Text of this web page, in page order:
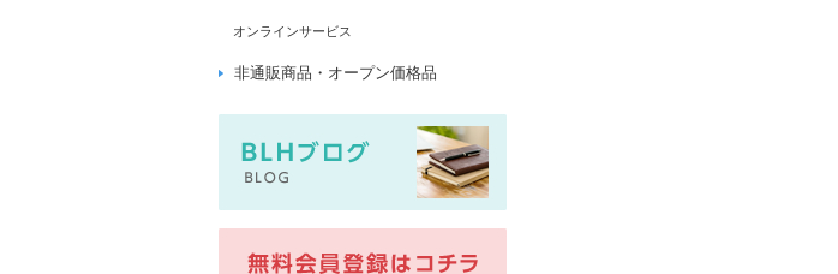
オンラインサービス
非通販商品・オープン価格品